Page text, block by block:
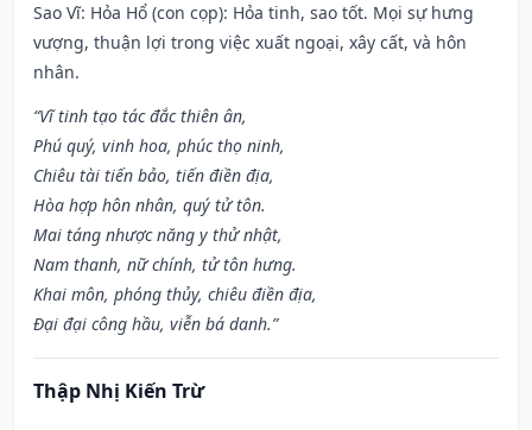
Sao Vĩ: Hỏa Hổ (con cọp): Hỏa tinh, sao tốt. Mọi sự hưng
vượng, thuận lợi trong việc xuất ngoại, xây cất, và hôn
nhân.
“Vĩ tinh tạo tác đắc thiên ân,
Phú quý, vinh hoa, phúc thọ ninh,
Chiêu tài tiến bảo, tiến điền địa,
Hòa hợp hôn nhân, quý tử tôn.
Mai táng nhược năng y thử nhật,
Nam thanh, nữ chính, tử tôn hưng.
Khai môn, phóng thủy, chiêu điền địa,
Đại đại công hầu, viễn bá danh.”
Thập Nhị Kiến Trừ